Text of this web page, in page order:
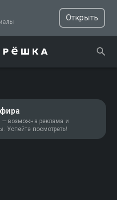
и сериалы
Открыть
— возможна реклама и
Успейте посмотреть!